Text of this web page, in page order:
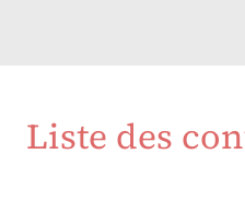
Liste des